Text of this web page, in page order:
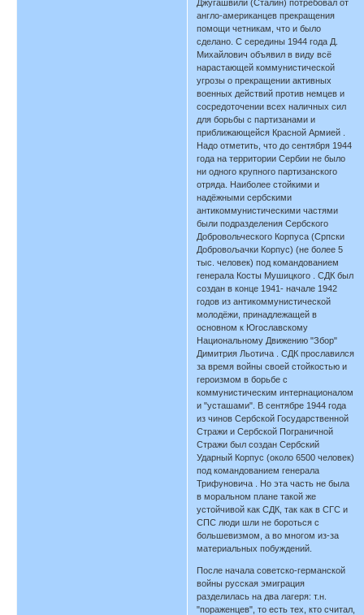
Джугашвили (Сталин) потребовал от
англо-американцев прекращения
помощи четникам, что и было
сделано. С середины 1944 года Д.
Михайлович объявил в виду всё
нарастающей коммунистической
угрозы о прекращении активных
военных действий против немцев и
сосредоточении всех наличных сил
для борьбы с партизанами и
приближающейся Красной Армией .
Надо отметить, что до сентября 1944
года на территории Сербии не было
ни одного крупного партизанского
отряда. Наиболее стойкими и
надёжными сербскими
антикоммунистическими частями
были подразделения Сербского
Добровольческого Корпуса (Српски
Добровољачки Корпус) (не более 5
тыс. человек) под командованием
генерала Косты Мушицкого . СДК был
создан в конце 1941- начале 1942
годов из антикоммунистической
молодёжи, принадлежащей в
основном к Югославскому
Национальному Движению "Збор"
Димитрия Льотича . СДК прославился
за время войны своей стойкостью и
героизмом в борьбе с
коммунистическим интернационалом
и "усташами". В сентябре 1944 года
из чинов Сербской Государственной
Стражи и Сербской Пограничной
Стражи был создан Сербский
Ударный Корпус (около 6500 человек)
под командованием генерала
Трифуновича . Но эта часть не была
в моральном плане такой же
устойчивой как СДК, так как в СГС и
СПС люди шли не бороться с
большевизмом, а во многом из-за
материальных побуждений.
После начала советско-германской
войны русская эмиграция
разделилась на два лагеря: т.н.
"пораженцев", то есть тех, кто считал,